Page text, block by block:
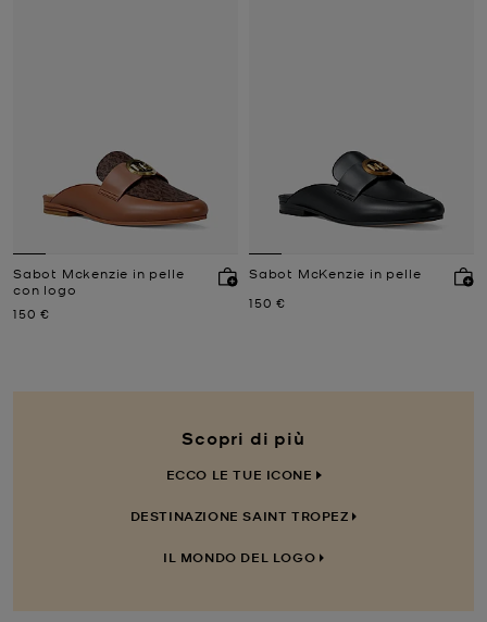
Sabot Mckenzie in pelle
con logo
Prezzo attuale
150 €
Sabot McKenzie in pelle
Prezzo attuale
150 €
Scopri di più
ECCO LE TUE ICONE
DESTINAZIONE SAINT TROPEZ
IL MONDO DEL LOGO